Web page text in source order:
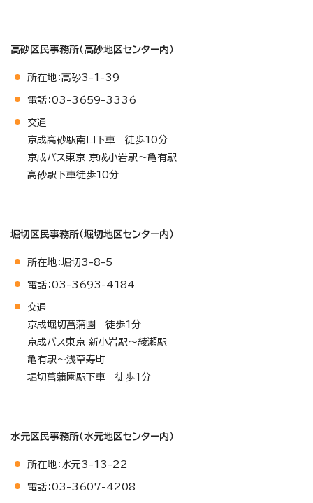
高砂区民事務所（高砂地区センター内）
所在地：高砂3-1-39
電話：03-3659-3336
交通
京成高砂駅南口下車 徒歩10分
京成バス東京 京成小岩駅～亀有駅
高砂駅下車徒歩10分
堀切区民事務所（堀切地区センター内）
所在地：堀切3-8-5
電話：03-3693-4184
交通
京成堀切菖蒲園 徒歩1分
京成バス東京 新小岩駅～綾瀬駅
亀有駅～浅草寿町
堀切菖蒲園駅下車 徒歩1分
水元区民事務所（水元地区センター内）
所在地：水元3-13-22
電話：03-3607-4208